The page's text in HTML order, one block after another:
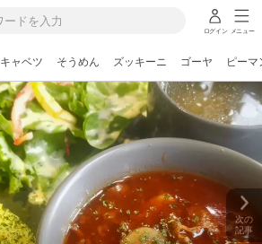
ログイン メニュー
キャベツ そうめん ズッキーニ ゴーヤ ピーマ
次の
記事